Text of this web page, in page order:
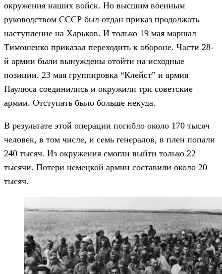
окружения наших войск. Но высшим военным
руководством СССР был отдан приказ продолжать
наступление на Харьков. И только 19 мая маршал
Тимошенко приказал переходить к обороне. Части 28-
й армии были вынуждены отойти на исходные
позиции. 23 мая группировка “Клейст” и армия
Паулюса соединились и окружили три советские
армии. Отступать было больше некуда.
В результате этой операции погибло около 170 тысяч
человек, в том числе, и семь генералов, в плен попали
240 тысяч. Из окружения смогли выйти только 22
тысячи. Потери немецкой армии составили около 20
тысяч.